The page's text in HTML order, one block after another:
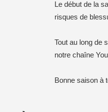
Le début de la
risques de
Tout au long de
notre chaîne
Bonne saison à